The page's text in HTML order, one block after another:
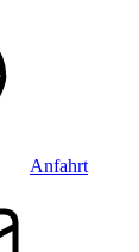
Anfahrt